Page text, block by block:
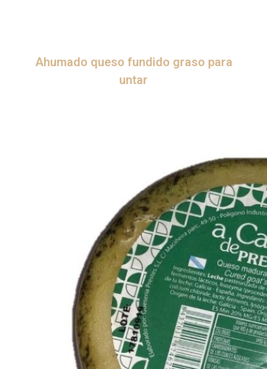
Ahumado queso fundido graso para
untar